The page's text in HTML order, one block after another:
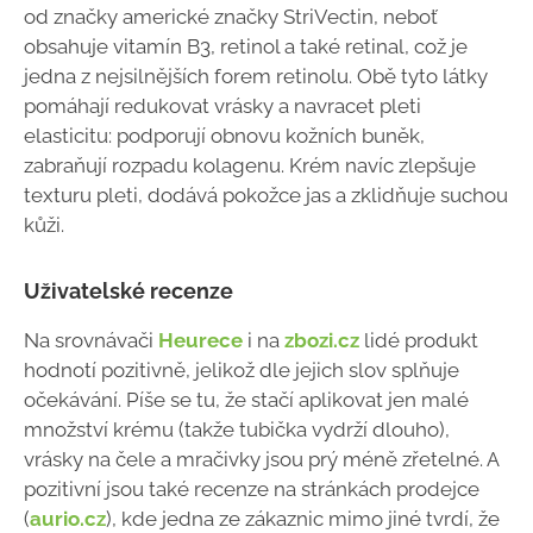
od značky americké značky StriVectin, neboť
obsahuje vitamín B3, retinol a také retinal, což je
jedna z nejsilnějších forem retinolu. Obě tyto látky
pomáhají redukovat vrásky a navracet pleti
elasticitu: podporují obnovu kožních buněk,
zabraňují rozpadu kolagenu. Krém navíc zlepšuje
texturu pleti, dodává pokožce jas a zklidňuje suchou
kůži.
Uživatelské recenze
Na srovnávači Heurece i na zbozi.cz lidé produkt
hodnotí pozitivně, jelikož dle jejich slov splňuje
očekávání. Píše se tu, že stačí aplikovat jen malé
množství krému (takže tubička vydrží dlouho),
vrásky na čele a mračivky jsou prý méně zřetelné. A
pozitivní jsou také recenze na stránkách prodejce
(aurio.cz), kde jedna ze zákaznic mimo jiné tvrdí, že